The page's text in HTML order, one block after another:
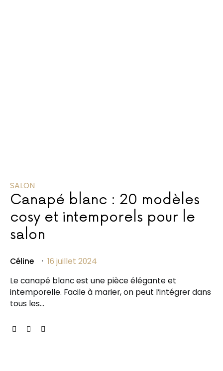
SALON
Canapé blanc : 20 modèles
cosy et intemporels pour le
salon
Céline
16 juillet 2024
Le canapé blanc est une pièce élégante et
intemporelle. Facile à marier, on peut l’intégrer dans
tous les…